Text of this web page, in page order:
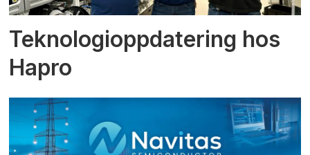
Teknologioppdatering hos
Hapro